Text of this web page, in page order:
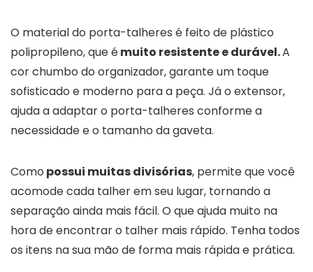
O material do porta-talheres é feito de plástico
polipropileno, que émuito resistente e durável.A
cor chumbo do organizador, garante um toque
sofisticado e moderno para a peça. Já o extensor,
ajuda a adaptar o porta-talheres conforme a
necessidade e o tamanho da gaveta.
Como possui muitas divisórias, permite que você
acomode cada talher em seu lugar, tornando a
separação ainda mais fácil. O que ajuda muito na
hora de encontrar o talher mais rápido. Tenha todos
os itens na sua mão de forma mais rápida e prática.